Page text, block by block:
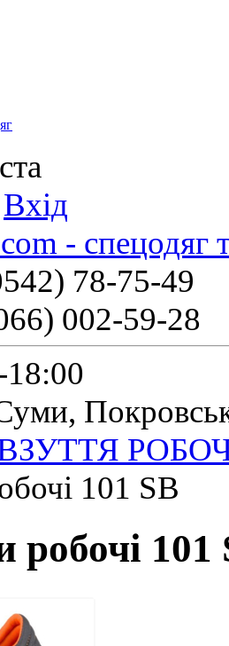
Вхід
78-75-49
002-59-28
101 SB
робочі 101